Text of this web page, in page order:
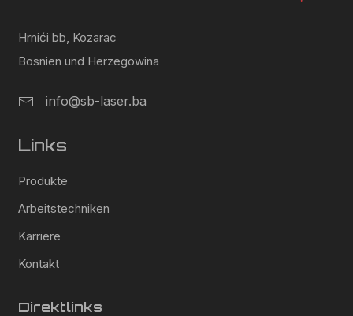
Hrnići bb, Kozarac
Bosnien und Herzegowina
info@sb-laser.ba
Links
Produkte
Arbeitstechniken
Karriere
Kontakt
Direktlinks